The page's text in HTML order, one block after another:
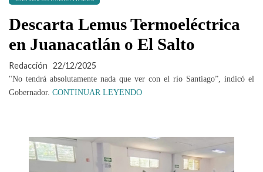
Descarta Lemus Termoeléctrica
en Juanacatlán o El Salto
Redacción 22/12/2025
"No tendrá absolutamente nada que ver con el río Santiago”, indicó el
Gobernador. CONTINUAR LEYENDO